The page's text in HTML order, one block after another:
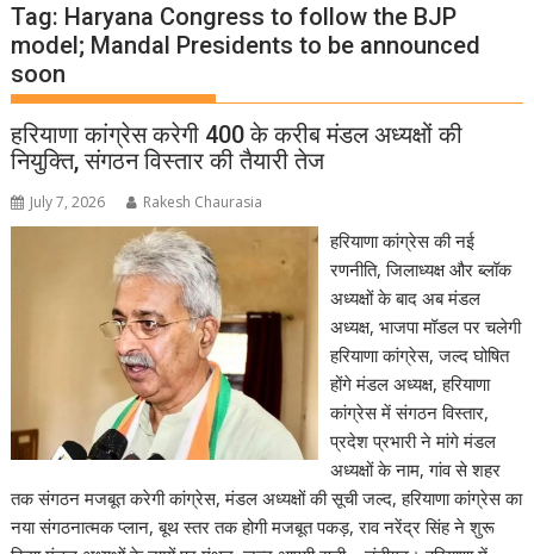
Tag: Haryana Congress to follow the BJP
model; Mandal Presidents to be announced
soon
हरियाणा कांग्रेस करेगी 400 के करीब मंडल अध्यक्षों की
नियुक्ति, संगठन विस्तार की तैयारी तेज
July 7, 2026 Rakesh Chaurasia
हरियाणा कांग्रेस की नई
रणनीति, जिलाध्यक्ष और ब्लॉक
अध्यक्षों के बाद अब मंडल
अध्यक्ष, भाजपा मॉडल पर चलेगी
हरियाणा कांग्रेस, जल्द घोषित
होंगे मंडल अध्यक्ष, हरियाणा
कांग्रेस में संगठन विस्तार,
प्रदेश प्रभारी ने मांगे मंडल
अध्यक्षों के नाम, गांव से शहर
तक संगठन मजबूत करेगी कांग्रेस, मंडल अध्यक्षों की सूची जल्द, हरियाणा कांग्रेस का
नया संगठनात्मक प्लान, बूथ स्तर तक होगी मजबूत पकड़, राव नरेंद्र सिंह ने शुरू